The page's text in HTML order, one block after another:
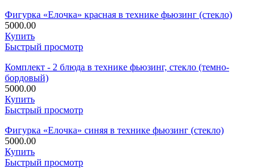
Фигурка «Елочка» красная в технике фьюзинг (стекло)
5000.00
Купить
Быстрый просмотр
Комплект - 2 блюда в технике фьюзинг, стекло (темно-
бордовый)
5000.00
Купить
Быстрый просмотр
Фигурка «Елочка» синяя в технике фьюзинг (стекло)
5000.00
Купить
Быстрый просмотр